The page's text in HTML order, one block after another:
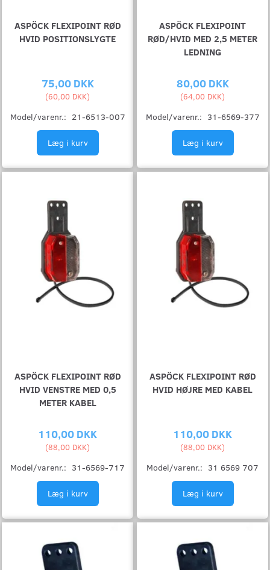
ASPÖCK FLEXIPOINT RØD
HVID POSITIONSLYGTE
75,00 DKK
(60,00 DKK)
Model/varenr.: 21-6513-007
Læg i kurv
ASPÖCK FLEXIPOINT
RØD/HVID MED 2,5 METER
LEDNING
80,00 DKK
(64,00 DKK)
Model/varenr.: 31-6569-377
Læg i kurv
ASPÖCK FLEXIPOINT RØD
HVID VENSTRE MED 0,5
METER KABEL
110,00 DKK
(88,00 DKK)
Model/varenr.: 31-6569-717
Læg i kurv
ASPÖCK FLEXIPOINT RØD
HVID HØJRE MED KABEL
110,00 DKK
(88,00 DKK)
Model/varenr.: 31 6569 707
Læg i kurv